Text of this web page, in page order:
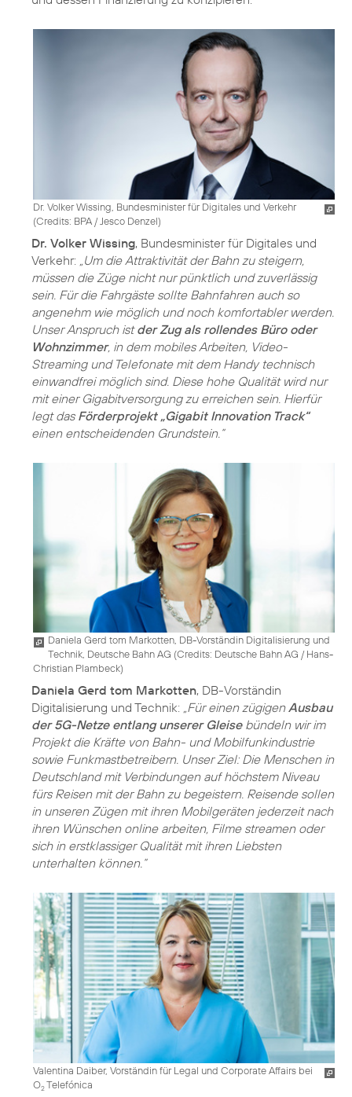
Dr. Volker Wissing, Bundesminister für Digitales und Verkehr
(Credits: BPA / Jesco Denzel)
Dr. Volker Wissing, Bundesminister für Digitales und
Verkehr: „Um die Attraktivität der Bahn zu steigern,
müssen die Züge nicht nur pünktlich und zuverlässig
sein. Für die Fahrgäste sollte Bahnfahren auch so
angenehm wie möglich und noch komfortabler werden.
Unser Anspruch istder Zug als rollendes Büro oder
Wohnzimmer, in dem mobiles Arbeiten, Video-
Streaming und Telefonate mit dem Handy technisch
einwandfrei möglich sind. Diese hohe Qualität wird nur
mit einer Gigabitversorgung zu erreichen sein. Hierfür
legt das Förderprojekt „Gigabit Innovation Track“
einen entscheidenden Grundstein.“
Daniela Gerd tom Markotten, DB-Vorständin Digitalisierung und
Technik, Deutsche Bahn AG (Credits: Deutsche Bahn AG / Hans-
Christian Plambeck)
Daniela Gerd tom Markotten, DB-Vorständin
Digitalisierung und Technik: „Für einen zügigenAusbau
der 5G-Netze entlang unserer Gleisebündeln wir im
Projekt die Kräfte von Bahn- und Mobilfunkindustrie
sowie Funkmastbetreibern. Unser Ziel: Die Menschen in
Deutschland mit Verbindungen auf höchstem Niveau
fürs Reisen mit der Bahn zu begeistern. Reisende sollen
in unseren Zügen mit ihren Mobilgeräten jederzeit nach
ihren Wünschen online arbeiten, Filme streamen oder
sich in erstklassiger Qualität mit ihren Liebsten
unterhalten können.“
Valentina Daiber, Vorständin für Legal und Corporate Affairs bei
O2Telefónica